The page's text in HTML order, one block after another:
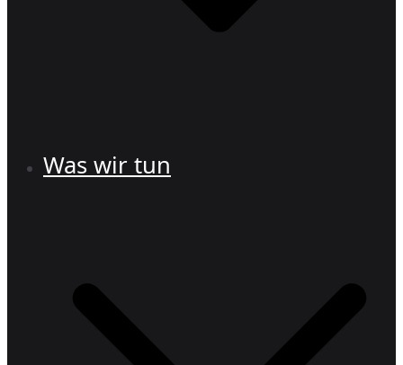
Was wir tun